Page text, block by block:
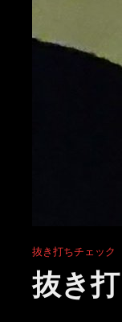
Cat
Links
抜き打ちチェック
抜き